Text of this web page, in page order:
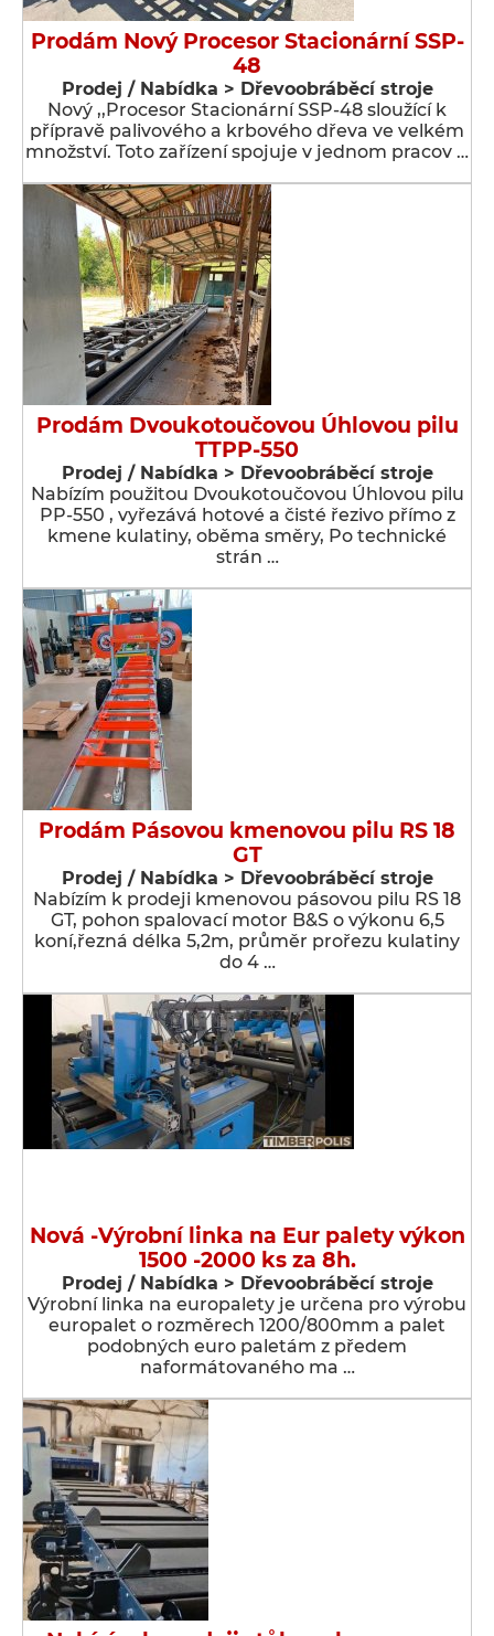
Prodám Nový Procesor Stacionární SSP-
48
Prodej / Nabídka > Dřevoobráběcí stroje
Nový ,,Procesor Stacionární SSP-48 sloužící k
přípravě palivového a krbového dřeva ve velkém
množství. Toto zařízení spojuje v jednom pracov …
Prodám Dvoukotoučovou Úhlovou pilu
TTPP-550
Prodej / Nabídka > Dřevoobráběcí stroje
Nabízím použitou Dvoukotoučovou Úhlovou pilu
PP-550 , vyřezává hotové a čisté řezivo přímo z
kmene kulatiny, oběma směry, Po technické
strán …
Prodám Pásovou kmenovou pilu RS 18
GT
Prodej / Nabídka > Dřevoobráběcí stroje
Nabízím k prodeji kmenovou pásovou pilu RS 18
GT, pohon spalovací motor B&S o výkonu 6,5
koní,řezná délka 5,2m, průměr prořezu kulatiny
do 4 …
Nová -Výrobní linka na Eur palety výkon
1500 -2000 ks za 8h.
Prodej / Nabídka > Dřevoobráběcí stroje
Výrobní linka na europalety je určena pro výrobu
europalet o rozměrech 1200/800mm a palet
podobných euro paletám z předem
naformátovaného ma …